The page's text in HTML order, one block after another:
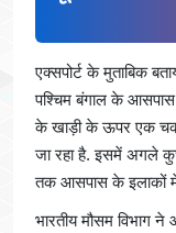
एक्सपोर्ट के मुताबिक
पश्चिम बंगाल के
के खाड़ी के ऊपर एक
जा रहा है. इसमें अगले
तक आसपास के इलाकों में
भारतीय मौसम विभाग